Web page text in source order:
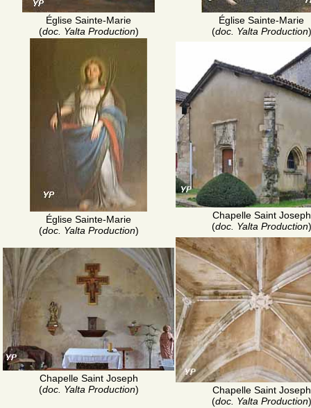
Église Sainte-Marie
(doc. Yalta Production)
Église Sainte-Marie
(doc. Yalta Production)
Église Sainte-Marie
(doc. Yalta Production)
Chapelle Saint Joseph
(doc. Yalta Production)
Chapelle Saint Joseph
(doc. Yalta Production)
Chapelle Saint Joseph
(doc. Yalta Production)